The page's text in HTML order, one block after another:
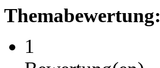
Themabewertung:
1